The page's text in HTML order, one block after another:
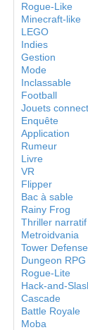
Rogue-Like
Minecraft-like
LEGO
Indies
Gestion
Mode
Inclassable
Football
Jouets
Enquête
Application
Rumeur
Livre
VR
Flipper
Bac à sable
Rainy Frog
Thriller narratif
Metroidvania
Tower Defense
Dungeon RPG
Rogue-Lite
Hack-and-
Cascade
Battle Royale
Moba